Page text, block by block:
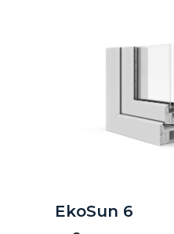
EkoSun 6